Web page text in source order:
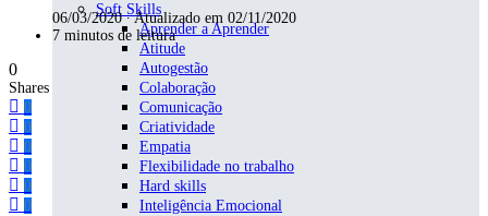
Soft Skills
Aprender a Aprender
Atitude
Autogestão
Colaboração
Comunicação
Criatividade
Empatia
Flexibilidade no trabalho
Hard skills
Inteligência Emocional
06/03/2020 ∙ Atualizado em 02/11/2020
7 minutos de leitura
0
Shares
0
0
0
0
0
0